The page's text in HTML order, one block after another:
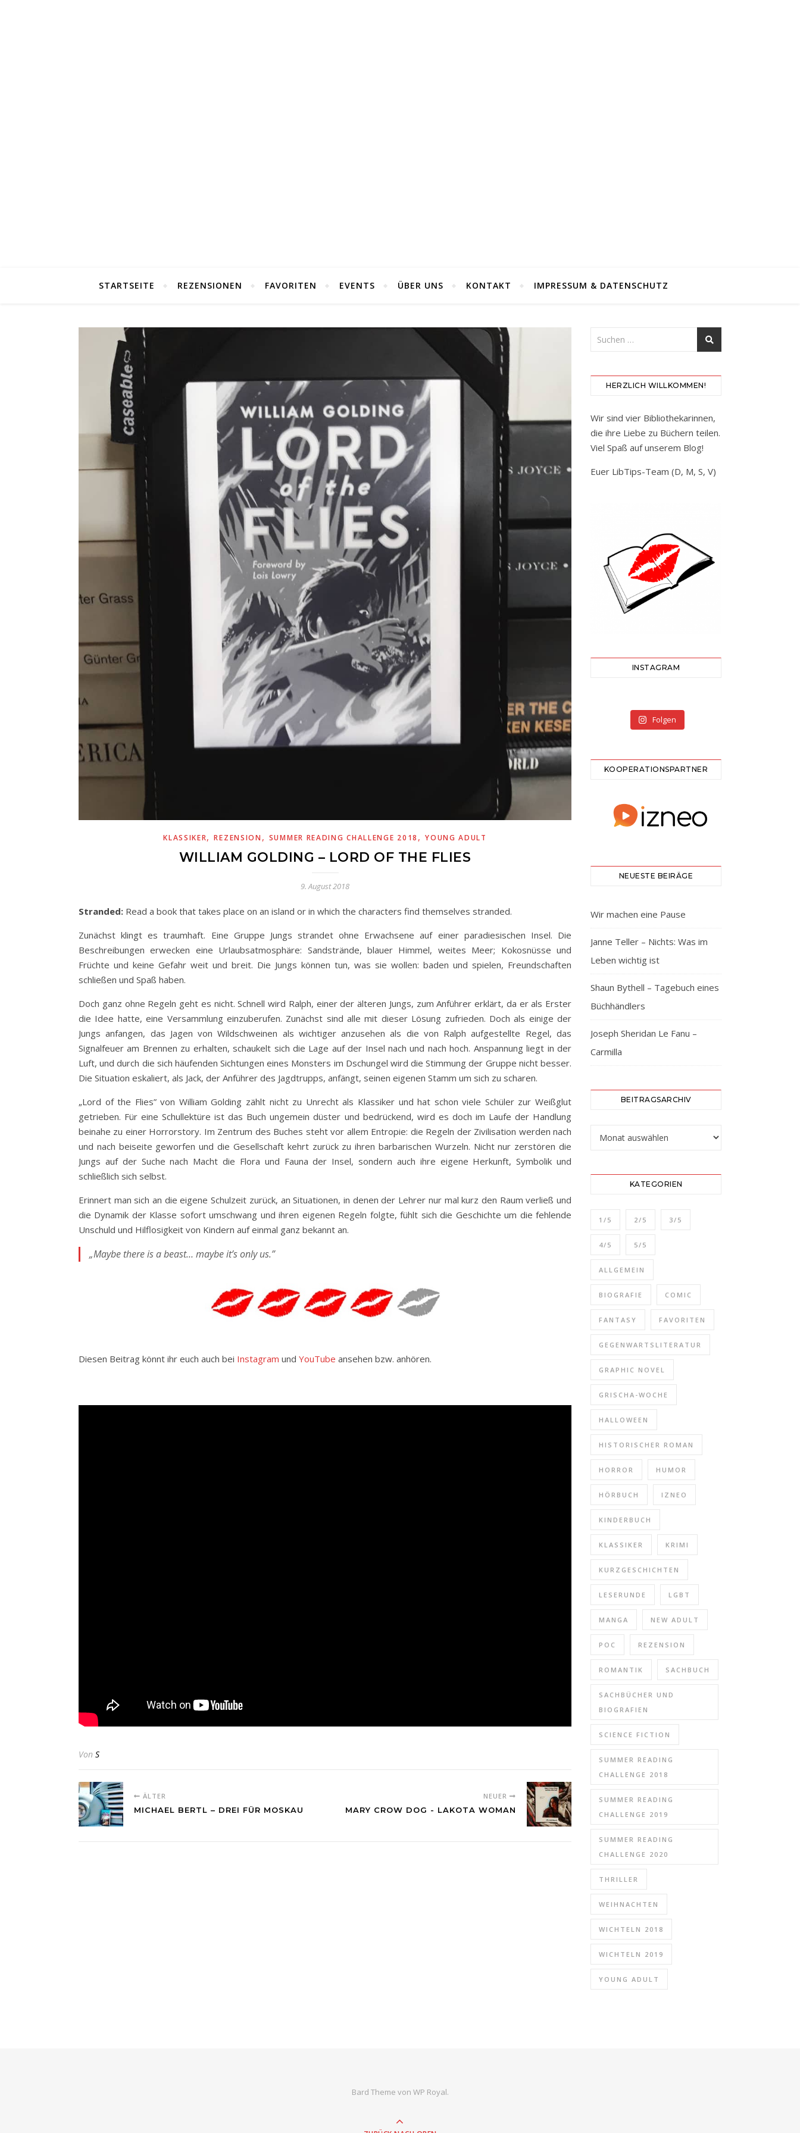
STARTSEITE REZENSIONEN FAVORITEN EVENTS ÜBER UNS KONTAKT IMPRESSUM & DATENSCHUTZ
KLASSIKER,REZENSION , SUMMER READING CHALLENGE 2018 ,YOUNG ADULT
WILLIAM GOLDING – LORD OF THE FLIES
9. August 2018
Stranded: Read a book that takes place on an island or in which the characters find themselves stranded.
Zunächst klingt es traumhaft. Eine Gruppe Jungs strandet ohne Erwachsene auf einer paradiesischen Insel. Die
Beschreibungen erwecken eine Urlaubsatmosphäre: Sandstrände, blauer Himmel, weites Meer; Kokosnüsse und
Früchte und keine Gefahr weit und breit. Die Jungs können tun, was sie wollen: baden und spielen, Freundschaften
schließen und Spaß haben.
Doch ganz ohne Regeln geht es nicht. Schnell wird Ralph, einer der älteren Jungs, zum Anführer erklärt, da er als Erster
die Idee hatte, eine Versammlung einzuberufen. Zunächst sind alle mit dieser Lösung zufrieden. Doch als einige der
Jungs anfangen, das Jagen von Wildschweinen als wichtiger anzusehen als die von Ralph aufgestellte Regel, das
Signalfeuer am Brennen zu erhalten, schaukelt sich die Lage auf der Insel nach und nach hoch. Anspannung liegt in der
Luft, und durch die sich häufenden Sichtungen eines Monsters im Dschungel wird die Stimmung der Gruppe nicht besser.
Die Situation eskaliert, als Jack, der Anführer des Jagdtrupps, anfängt, seinen eigenen Stamm um sich zu scharen.
„Lord of the Flies” von William Golding zählt nicht zu Unrecht als Klassiker und hat schon viele Schüler zur Weißglut
getrieben. Für eine Schullektüre ist das Buch ungemein düster und bedrückend, wird es doch im Laufe der Handlung
beinahe zu einer Horrorstory. Im Zentrum des Buches steht vor allem Entropie: die Regeln der Zivilisation werden nach
und nach beiseite geworfen und die Gesellschaft kehrt zurück zu ihren barbarischen Wurzeln. Nicht nur zerstören die
Jungs auf der Suche nach Macht die Flora und Fauna der Insel, sondern auch ihre eigene Herkunft, Symbolik und
schließlich sich selbst.
Erinnert man sich an die eigene Schulzeit zurück, an Situationen, in denen der Lehrer nur mal kurz den Raum verließ und
die Dynamik der Klasse sofort umschwang und ihren eigenen Regeln folgte, fühlt sich die Geschichte um die fehlende
Unschuld und Hilflosigkeit von Kindern auf einmal ganz bekannt an.
„Maybe there is a beast… maybe it’s only us.”
Diesen Beitrag könnt ihr euch auch bei Instagram und YouTube ansehen bzw. anhören.
Von S
ÄLTER
MICHAEL BERTL – DREI FÜR MOSKAU
NEUER
MARY CROW DOG - LAKOTA WOMAN
HERZLICH WILLKOMMEN!
Wir sind vier Bibliothekarinnen,
die ihre Liebe zu Büchern teilen.
Viel Spaß auf unserem Blog!
Euer LibTips-Team (D, M, S, V)
INSTAGRAM
Folgen
KOOPERATIONSPARTNER
NEUESTE BEIRÄGE
Wir machen eine Pause
Janne Teller – Nichts: Was im
Leben wichtig ist
Shaun Bythell – Tagebuch eines
Büchhändlers
Joseph Sheridan Le Fanu –
Carmilla
BEITRAGSARCHIV
KATEGORIEN
1/5 2/5 3/5
4/5 5/5
ALLGEMEIN
BIOGRAFIE COMIC
FANTASY FAVORITEN
GEGENWARTSLITERATUR
GRAPHIC NOVEL
GRISCHA-WOCHE
HALLOWEEN
HISTORISCHER ROMAN
HORROR HUMOR
HÖRBUCH IZNEO
KINDERBUCH
KLASSIKER KRIMI
KURZGESCHICHTEN
LESERUNDE LGBT
MANGA NEW ADULT
POC REZENSION
ROMANTIK SACHBUCH
SACHBÜCHER UND
BIOGRAFIEN
SCIENCE FICTION
SUMMER READING
CHALLENGE 2018
SUMMER READING
CHALLENGE 2019
SUMMER READING
CHALLENGE 2020
THRILLER
WEIHNACHTEN
WICHTELN 2018
WICHTELN 2019
YOUNG ADULT
Bard Theme von WP Royal.